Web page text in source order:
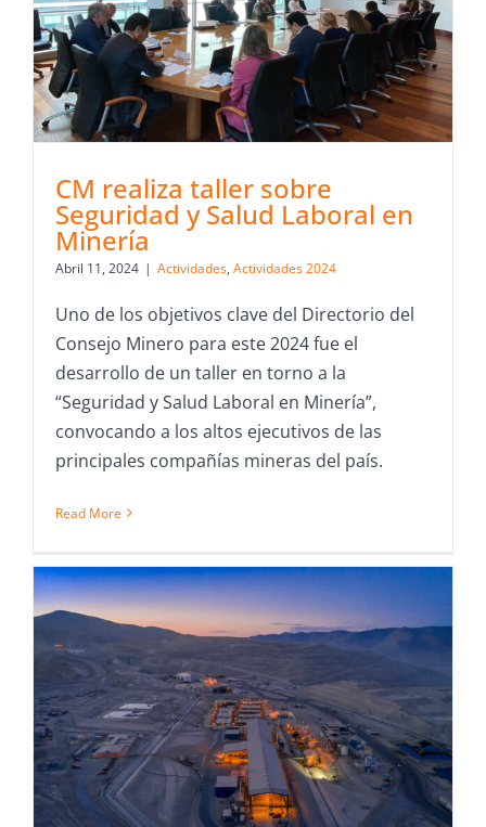
CM realiza taller sobre
Seguridad y Salud Laboral en
Minería
Abril 11, 2024 | Actividades, Actividades 2024
Uno de los objetivos clave del Directorio del
Consejo Minero para este 2024 fue el
desarrollo de un taller en torno a la
“Seguridad y Salud Laboral en Minería”,
convocando a los altos ejecutivos de las
principales compañías mineras del país.
Read More